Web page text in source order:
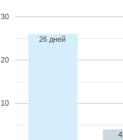
10
20
30
26 дней